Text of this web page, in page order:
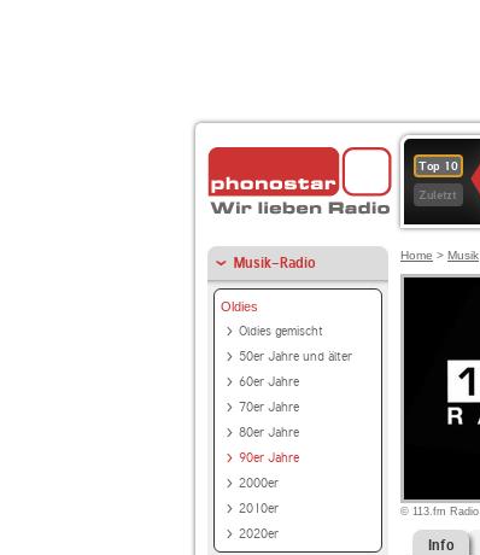
Top 10
Zuletzt
Musik-Radio
Oldies
Oldies gemischt
50er Jahre und älter
60er Jahre
70er Jahre
80er Jahre
90er Jahre
2000er
2010er
2020er
Home > Musik
© 113.fm Radio
Info